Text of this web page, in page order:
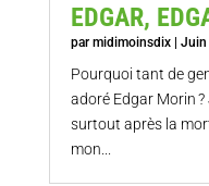
EDGAR,
par midimoinsdix| Juin
Pourquoi tant de
adoré Edgar Morin
surtout après la
mon...